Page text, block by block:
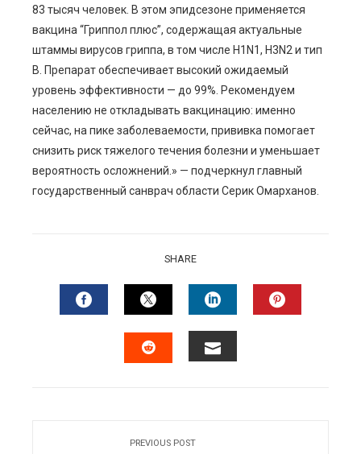
83 тысяч человек. В этом эпидсезоне применяется
вакцина “Гриппол плюс”, содержащая актуальные
штаммы вирусов гриппа, в том числе H1N1, H3N2 и тип
B. Препарат обеспечивает высокий ожидаемый
уровень эффективности — до 99%. Рекомендуем
населению не откладывать вакцинацию: именно
сейчас, на пике заболеваемости, прививка помогает
снизить риск тяжелого течения болезни и уменьшает
вероятность осложнений.» — подчеркнул главный
государственный санврач области Серик Омарханов.
SHARE
FACEBOOKTWITTERLINKEDIN
PREVIOUS POST